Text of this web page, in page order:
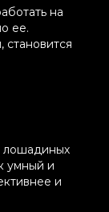
на
ее.
лошадиных
умный и
и